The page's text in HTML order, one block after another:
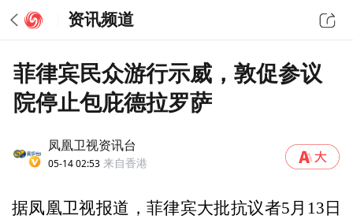
资讯频道
菲律宾民众游行示威，敦促参议
院停止包庇德拉罗萨
凤凰卫视资讯台
05-14 02:53 来自香港
据凤凰卫视报道，菲律宾大批抗议者5月13日